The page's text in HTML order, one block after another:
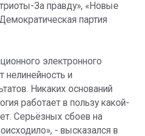
За правду», «Новые
партия
электронного
нелинейность и
Никаких оснований
работает в пользу какой-
Серьёзных сбоев на
- высказался в